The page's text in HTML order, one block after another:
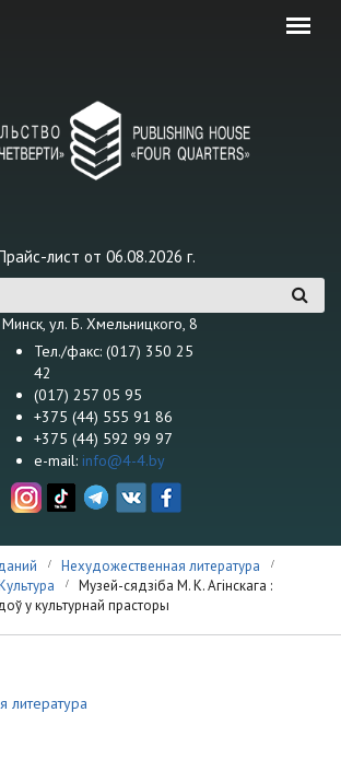
лист от 06.08.2026 г.
Минск, ул. Б. Хмельницкого, 8
Тел./факс: (017) 350 25
42
(017) 257 05 95
+375 (44) 555 91 86
+375 (44) 592 99 97
e-mail: info@4-4.by
Нехудожественная литература
Музей-сядзіба М. К. Агінскага :
у культурнай прасторы
литература